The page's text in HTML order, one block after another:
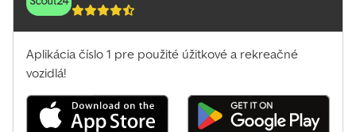
Aplikácia číslo 1 pre použité úžitkové a rekreačné
vozidlá!